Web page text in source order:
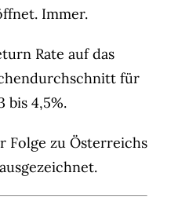
Immer.
Rate auf das
für
bis 4,5%.
Folge zu Österreichs